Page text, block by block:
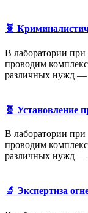
🧬
В лаборатории
проводим
различных нужд —
🧬 Установление
В лаборатории
проводим
различных нужд —
🔬 Экспертиза